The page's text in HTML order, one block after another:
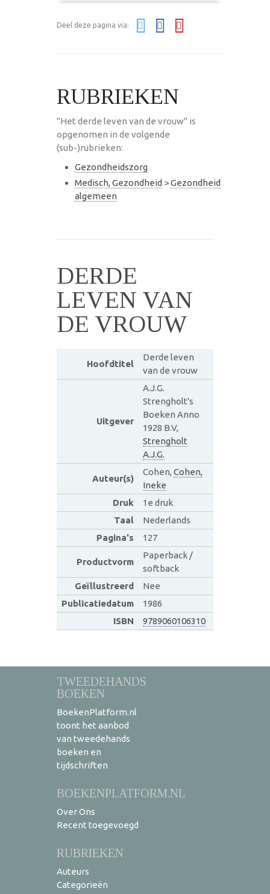
Deel deze pagina via:
RUBRIEKEN
"Het derde leven van de vrouw" is
opgenomen in de volgende
(sub-)rubrieken:
Gezondheidszorg
Medisch, Gezondheid >Gezondheid
algemeen
DERDE
LEVEN VAN
DE VROUW
Hoofdtitel
Derde leven
van de vrouw
Uitgever
A.J.G.
Strengholt's
Boeken Anno
1928 B.V,
Strengholt
A.J.G.
Auteur(s)
Cohen, Cohen,
Ineke
Druk
1e druk
Taal
Nederlands
Pagina's
127
Productvorm
Paperback /
softback
Geïllustreerd
Nee
Publicatiedatum
1986
ISBN
9789060106310
TWEEDEHANDS
BOEKEN
BoekenPlatform.nl
toont het aanbod
van tweedehands
boeken en
tijdschriften
BOEKENPLATFORM.NL
Over Ons
Recent toegevoegd
RUBRIEKEN
Auteurs
Categorieën